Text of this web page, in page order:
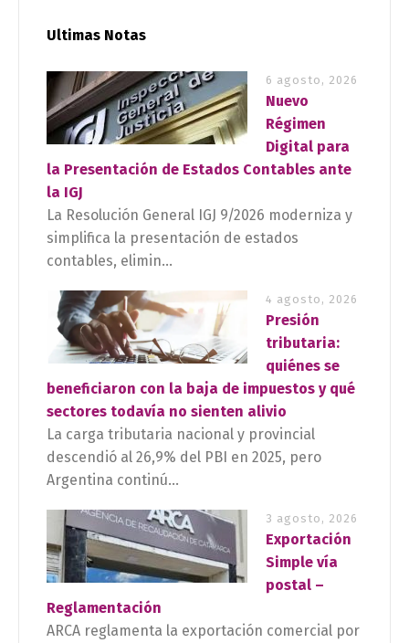
Ultimas Notas
6 agosto, 2026
Nuevo
Régimen
Digital para
la Presentación de Estados Contables ante
la IGJ
La Resolución General IGJ 9/2026 moderniza y
simplifica la presentación de estados
contables, elimin...
4 agosto, 2026
Presión
tributaria:
quiénes se
beneficiaron con la baja de impuestos y qué
sectores todavía no sienten alivio
La carga tributaria nacional y provincial
descendió al 26,9% del PBI en 2025, pero
Argentina continú...
3 agosto, 2026
Exportación
Simple vía
postal –
Reglamentación
ARCA reglamenta la exportación comercial por